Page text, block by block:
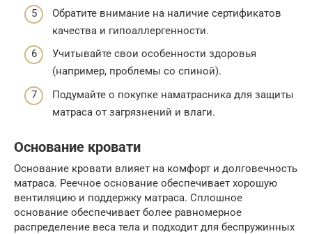
Обратите внимание на наличие сертификатов
качества и гипоаллергенности.
Учитывайте свои особенности здоровья
(например, проблемы со спиной).
Подумайте о покупке наматрасника для защиты
матраса от загрязнений и влаги.
Основание кровати
Основание кровати влияет на комфорт и долговечность
матраса. Реечное основание обеспечивает хорошую
вентиляцию и поддержку матраса. Сплошное
основание обеспечивает более равномерное
распределение веса тела и подходит для беспружинных